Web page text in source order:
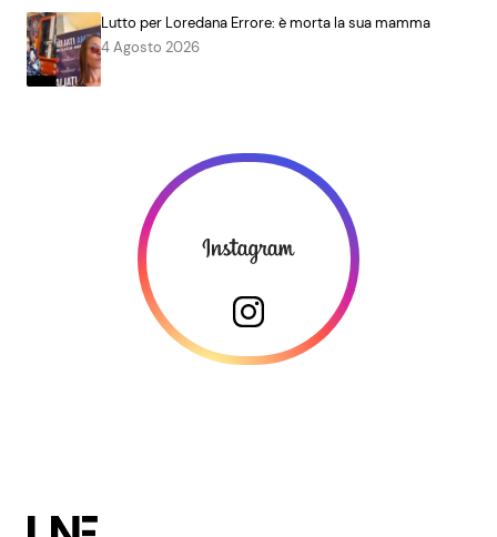
Lutto per Loredana Errore: è morta la sua mamma
4 Agosto 2026